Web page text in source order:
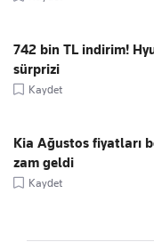
742 bin TL indirim!
sürprizi
Kaydet
Kia Ağustos fiyatları
zam geldi
Kaydet